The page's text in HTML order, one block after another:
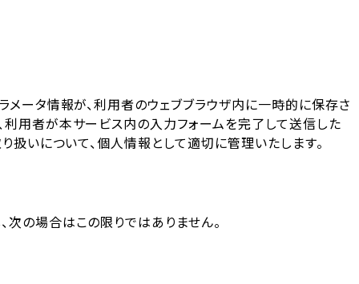
ータ情報が、利用者のウェブブラウザ内に一時的に保存さ
利用者が本サービス内の入力フォームを完了して送信した
扱いについて、個人情報として適切に管理いたします。
の場合はこの限りではありません。